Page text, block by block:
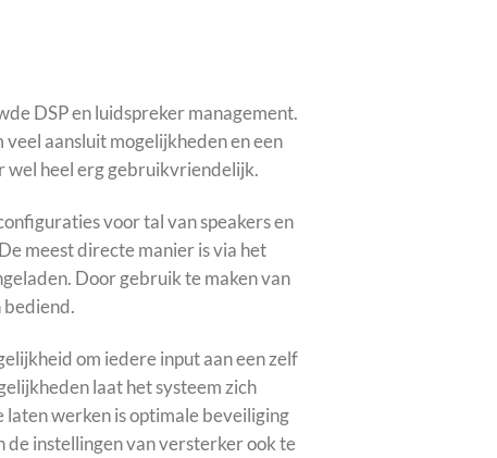
DSP en luidspreker management.
aansluit mogelijkheden en een
wel heel erg gebruikvriendelijk.
voor tal van speakers en
meest directe manier is via het
Door gebruik te maken van
bediend.
om iedere input aan een zelf
laat het systeem zich
laten werken is optimale beveiliging
de instellingen van versterker ook te